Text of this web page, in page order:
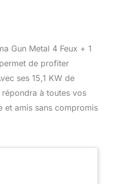
Gun Metal 4 Feux + 1
de profiter
ses 15,1 KW de
à toutes vos
et amis sans compromis